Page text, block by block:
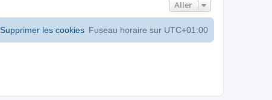
Aller
Fuseau horaire sur UTC+01:00
Supprimer les cookies